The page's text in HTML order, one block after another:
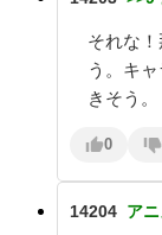
それな
う。キ
きそう。
0
14204 ア